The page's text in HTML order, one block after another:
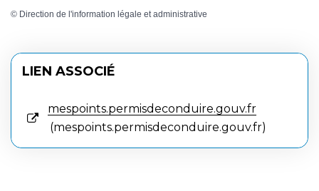
© Direction de l'information légale et administrative
LIEN ASSOCIÉ
mespoints.permisdeconduire.gouv.fr
mespoints.permisdeconduire.gouv.fr